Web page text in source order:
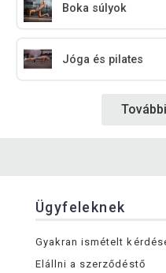
Boka súlyok
Jóga és pilates
Ügyfeleknek
Gyakran ismételt
Elállni a szerződéstő